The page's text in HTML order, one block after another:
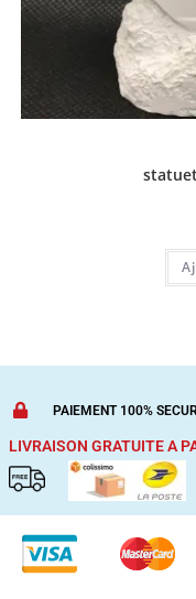
PAIEMENT 100%
LIVRAISON GRATUITE A